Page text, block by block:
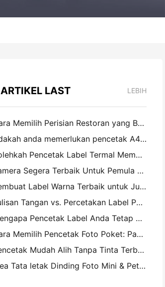
ARTIKEL LAST LEBIH
Cara Memilih Perisian Restoran yang Betul untuk Restoran Saiz Kecil atau Pertengahan Anda
Adakah anda memerlukan pencetak A4 mudah alih untuk invois gudang? Apa yang sebenarnya berfungsi
Bolehkah Pencetak Label Termal Membuat Label Kalis Air untuk Produk Perniagaan Kecil?
Kamera Segera Terbaik Untuk Pemula Yang Tidak Ingin Membuang Kertas
Pembuat Label Warna Terbaik untuk Jurnal dan Scrapbooking: Tambah Lebih Banyak Warna ke Setiap Halaman
Tulisan Tangan vs. Percetakan Label Penghantaran: Petua untuk Perniagaan Kecil pada 2026
Mengapa Pencetak Label Anda Tetap Mengganggu?
Cara Memilih Pencetak Foto Poket: Panduan Lengkap untuk Pengguna Jurnal, Perjalanan, dan iPhone
Pencetak Mudah Alih Tanpa Tinta Terbaik untuk Perjalanan, Sekolah, dan Kerja Mudah Alih: Hanin MT620 Pro Review
Idea Tata letak Dinding Foto Mini & Petua untuk Hiasan Bilik Tidur dan Asrama